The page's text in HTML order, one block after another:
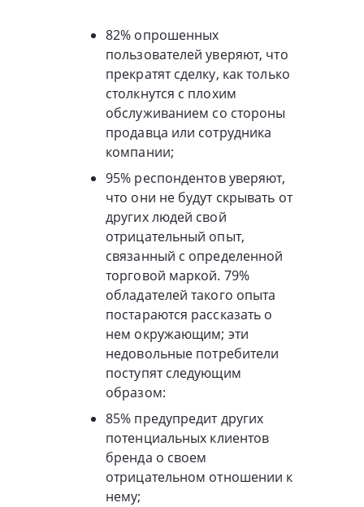
82% опрошенных
пользователей уверяют, что
прекратят сделку, как только
столкнутся с плохим
обслуживанием со стороны
продавца или сотрудника
компании;
95% респондентов уверяют,
что они не будут скрывать от
других людей свой
отрицательный опыт,
связанный с определенной
торговой маркой. 79%
обладателей такого опыта
постараются рассказать о
нем окружающим; эти
недовольные потребители
поступят следующим
образом:
85% предупредит других
потенциальных клиентов
бренда о своем
отрицательном отношении к
нему;